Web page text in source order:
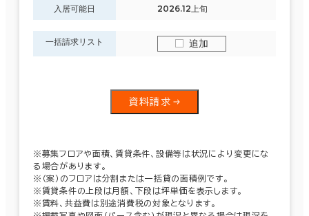
入居可能日 2026.12上旬
一括請求リスト 追加
資料請求
※募集フロアや面積、賃貸条件、設備等は状況により変更にな
る場合があります。
※（案）のフロアは分割または一括貸の面積例です。
※賃貸条件の上段は月額、下段は坪単価を表示します。
※賃料、共益費は別途消費税の対象となります。